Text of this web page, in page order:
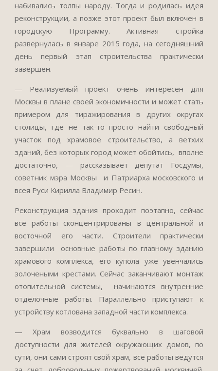
набивались толпы народу. Тогда и родилась идея
реконструкции, а позже этот проект был включен в
городскую Программу. Активная стройка
развернулась в январе 2015 года, на сегодняшний
день первый этап строительства практически
завершен.
— Реализуемый проект очень интересен для
Москвы в плане своей экономичности и может стать
примером для тиражирования в других округах
столицы, где не так-то просто найти свободный
участок под храмовое строительство, а ветхих
зданий, без которых город может обойтись, вполне
достаточно, — рассказывает депутат Госдумы,
советник мэра Москвы и Патриарха московского и
всея Руси Кирилла Владимир Ресин.
Реконструкция здания проходит поэтапно, сейчас
все работы сконцентрированы в центральной и
восточной его части. Строители практически
завершили основные работы по главному зданию
храмового комплекса, его купола уже увенчались
золочеными крестами. Сейчас заканчивают монтаж
отопительной системы, начинаются внутренние
отделочные работы. Параллельно приступают к
устройству котлована западной части комплекса.
— Храм возводится буквально в шаговой
доступности для жителей окружающих домов, по
сути, они сами строят свой храм, все работы ведутся